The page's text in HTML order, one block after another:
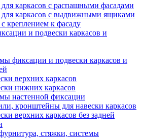
каркасов с распашными фасадами
для каркасов с выдвижными ящиками
креплением к фасаду
и подвески каркасов и
фиксации и подвески каркасов и
верхних каркасов
нижних каркасов
настенной фиксации
кронштейны для навески каркасов
верхних каркасов без задней
стяжки, системы